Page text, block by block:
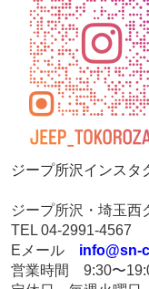
ジープ所沢インスタ
ジープ所沢・埼玉西
TEL 04-2991-4567
Eメール info@sn-
営業時間 9:30〜